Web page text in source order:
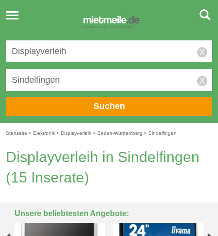
Toggle
navigation
X
X
Suchen
Startseite > Elektronik> Displayverleih > Baden-Württemberg > Sindelfingen
Displayverleih in Sindelfingen
(15 Inserate)
Unsere beliebtesten Angebote: